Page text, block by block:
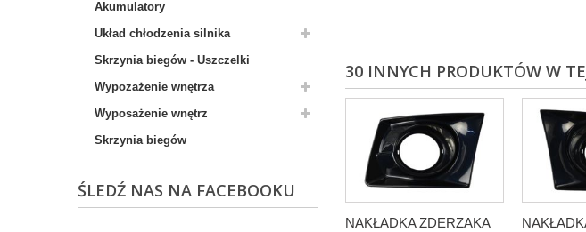
Akumulatory
Układ chłodzenia silnika
Skrzynia biegów - Uszczelki
Wypozażenie wnętrza
Wyposażenie wnętrz
Skrzynia biegów
ŚLEDŹ NAS NA FACEBOOKU
30 INNYCH PRODUKTÓW W
NAKŁADKA ZDERZAKA